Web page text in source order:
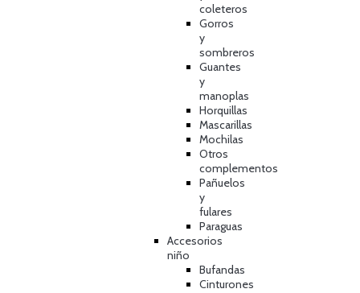
coleteros
Gorros
y
sombreros
Guantes
y
manoplas
Horquillas
Mascarillas
Mochilas
Otros
complementos
Pañuelos
y
fulares
Paraguas
Accesorios
niño
Bufandas
Cinturones